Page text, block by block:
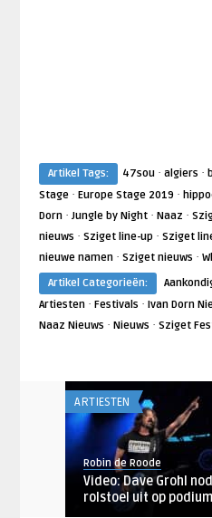
Artikel Tags: 47sou· algiers ·
Stage· Europe Stage 2019 ·
Dorn· Jungle by Night· Naaz ·
nieuws · Sziget line-up · Sziget
nieuwe namen· Sziget nieuws ·
Artikel Categorieën:
Artiesten· Festivals · Ivan Dorn
Naaz Nieuws · Nieuws · Sziget
ARTIESTEN
Robin de Roode
Video: Dave Grohl
rolstoel uit op podium